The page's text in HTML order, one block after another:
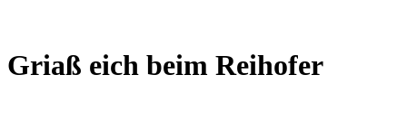
Griaß eich beim Reihofer